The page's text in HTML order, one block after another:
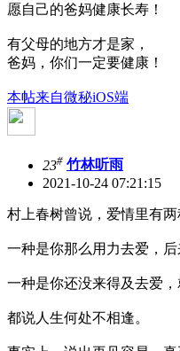
愿自己的爸妈健康长寿！
有父母的地方才是家，
爸妈，你们一定要健康！
本帖来自微秘iOS端
23# 竹林听雨
2021-10-24 07:21:15
村上春树曾说，爱情里有两
一种是你那么用力去爱，后
一种是你还没来得及去爱，
都说人生何处不相逢。